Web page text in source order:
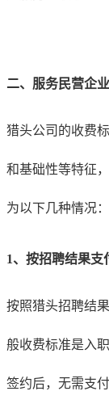
二、服务民营企
猎头公司的收费
和基础性等特征
为以下几种情况：
1、 按招聘结果支
按照猎头招聘结
般收费标准是入
签约后，无需支